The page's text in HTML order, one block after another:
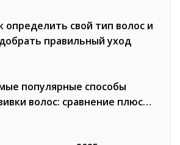
определить свой тип волос и
правильный уход
популярные способы
волос: сравнение плюсов